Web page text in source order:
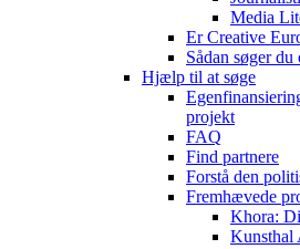
Media
Er Creative
Sådan søger du
Hjælp til at søge
projekt
FAQ
Find partnere
Forstå den
Fremhævede
Khora:
Kunsthal